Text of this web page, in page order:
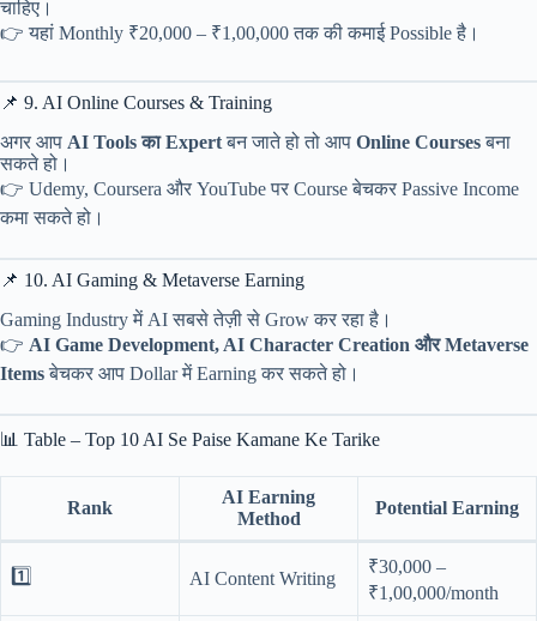
चाहिए।
👉 यहां Monthly ₹20,000 – ₹1,00,000 तक की कमाई Possible है।
📌 9. AI Online Courses & Training
अगर आप AI Tools का Expertबन जाते हो तो आप Online Coursesबना
सकते हो।
👉 Udemy, Coursera और YouTube पर Course बेचकर Passive Income
कमा सकते हो।
📌 10. AI Gaming & Metaverse Earning
Gaming Industry में AI सबसे तेज़ी से Grow कर रहा है।
👉 AI Game Development, AI Character Creation और Metaverse
Itemsबेचकर आप Dollar में Earning कर सकते हो।
📊 Table – Top 10 AI Se Paise Kamane Ke Tarike
Rank
AI Earning
Method
Potential Earning
1️⃣ AI Content Writing
₹30,000 –
₹1,00,000/month